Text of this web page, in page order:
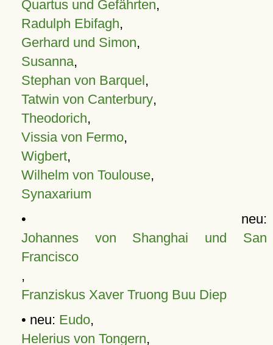
Quartus und Gefährten,
Radulph Ebifagh,
Gerhard und Simon,
Susanna,
Stephan von Barquel,
Tatwin von Canterbury,
Theodorich,
Vissia von Fermo,
Wigbert,
Wilhelm von Toulouse,
Synaxarium
• neu:
Johannes von Shanghai und San
Francisco
,
Franziskus Xaver Truong Buu Diep
• neu: Eudo,
Helerius von Tongern,